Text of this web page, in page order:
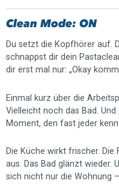
Clean Mode: ON
Du setzt die Kopfhörer auf.
schnappst dir dein
dir erst mal nur: „Okay
Einmal kurz über die
Vielleicht noch das Bad.
Moment, den fast jeder
Die Küche wirkt frischer.
aus. Das Bad glänzt wieder.
sich nicht nur die Wohnung